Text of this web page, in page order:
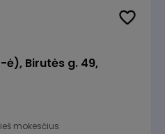
Birutės g. 49,
mokesčius